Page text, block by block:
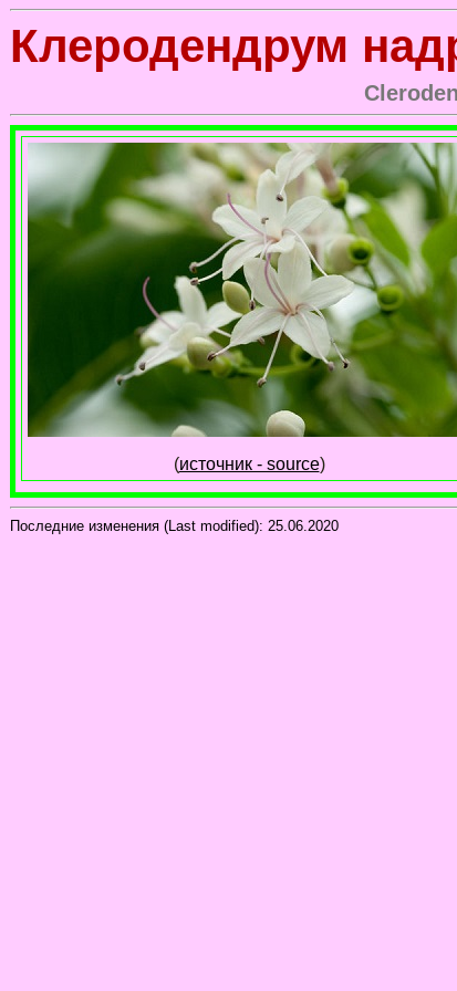
Клеродендрум
(источник - source)
Последние изменения (Last modified): 25.06.2020